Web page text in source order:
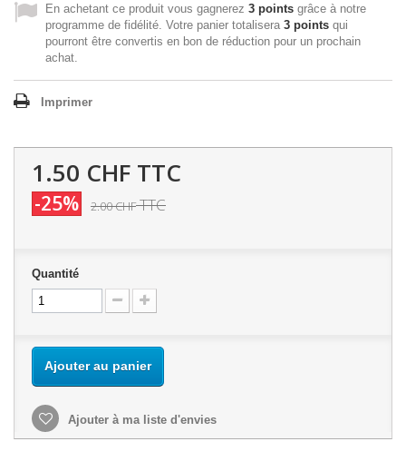
En achetant ce produit vous gagnerez 3 points grâce à notre
programme de fidélité. Votre panier totalisera 3 points qui
pourront être convertis en bon de réduction pour un prochain
achat.
Imprimer
1.50 CHF TTC
-25% 2.00 CHFTTC
Quantité
Ajouter au panier
Ajouter à ma liste d'envies